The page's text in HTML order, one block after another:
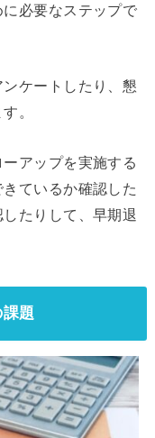
必要なステップで
ケートしたり、懇
。
アップを実施する
ているか確認した
たりして、早期退
題